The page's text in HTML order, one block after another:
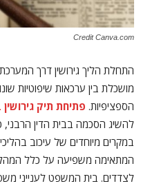
Credit Canva.com
התחלת הליך גירושין דרך
מושכלת בין ערכאות שיפוטיות
הספציפיות. פתיחת תיק
להשיג הסכמה בבית הדין הרבני,
במקרים מיוחדים של עיכוב
המתאימה משפיעה על כלל
לצדדים. בית המשפט לענייני